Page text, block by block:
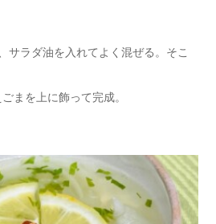
ラダ油を入れてよく混ぜる。そこ
まを上に飾って完成。